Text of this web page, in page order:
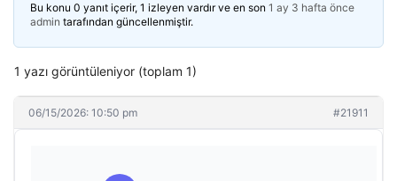
Bu konu 0 yanıt içerir, 1 izleyen vardır ve en son 1 ay 3 hafta önce
admin tarafından güncellenmiştir.
1 yazı görüntüleniyor (toplam 1)
06/15/2026: 10:50 pm #21911